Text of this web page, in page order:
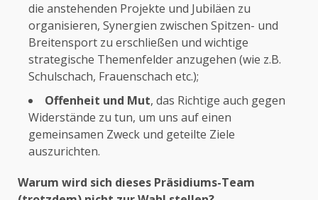
die anstehenden Projekte und Jubiläen zu
organisieren, Synergien zwischen Spitzen- und
Breitensport zu erschließen und wichtige
strategische Themenfelder anzugehen (wie z.B.
Schulschach, Frauenschach etc.);
Offenheit und Mut, das Richtige auch gegen
Widerstände zu tun, um uns auf einen
gemeinsamen Zweck und geteilte Ziele
auszurichten.
Warum wird sich dieses Präsidiums-Team